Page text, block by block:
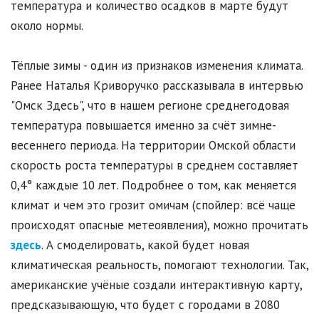
температура и количество осадков в марте будут
около нормы.
Тёплые зимы - один из признаков изменения климата.
Ранее Наталья Криворучко рассказывала в интервью
"Омск Здесь", что в нашем регионе среднегодовая
температура повышается именно за счёт зимне-
весеннего периода. На территории Омской области
скорость роста температуры в среднем составляет
0,4° каждые 10 лет. Подробнее о том, как меняется
климат и чем это грозит омичам (спойлер: всё чаще
происходят опасные метеоявления), можно прочитать
здесь. А смоделировать, какой будет новая
климатическая реальность, помогают технологии. Так,
американские учёные создали интерактивную карту,
предсказывающую, что будет с городами в 2080